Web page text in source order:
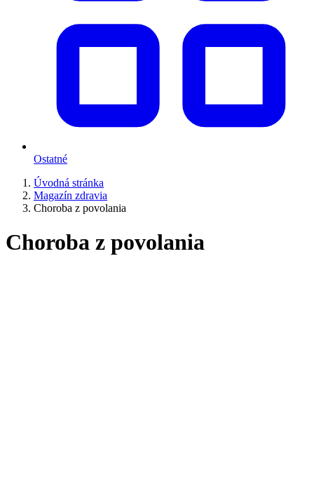
Ostatné
Úvodná stránka
Magazín zdravia
Choroba z povolania
Choroba z povolania